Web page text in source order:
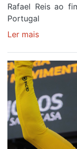
Rafael Reis ao
Portugal
Ler mais
continua
a
ser
do
gaiense
Rui
Oliveira